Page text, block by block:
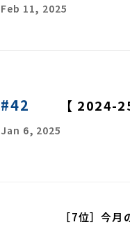
Feb 11, 2025
#42 【 2024-
Jan 6, 2025
［7位］今